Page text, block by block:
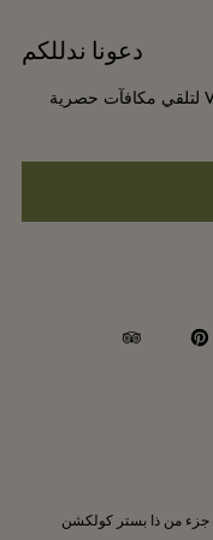
دعونا ندللكم
يمكنكم التسجيل في برنامجنا لكبار الزوار VIP لتلقي مكافآت حصرية
pinterest
tripadvisor